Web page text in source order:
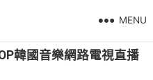
MENU
韓國音樂網路電視直播